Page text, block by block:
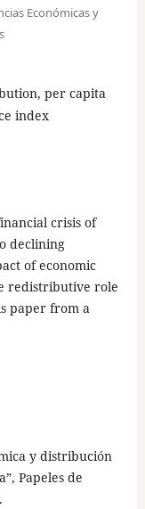
Económicas y
per capita
index
crisis of
declining
of economic
redistributive role
paper from a
y distribución
Papeles de